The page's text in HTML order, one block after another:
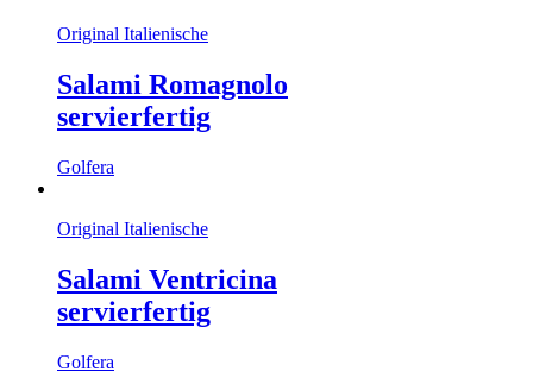
Original Italienische
Salami Romagnolo
servierfertig
Golfera
Original Italienische
Salami Ventricina
servierfertig
Golfera